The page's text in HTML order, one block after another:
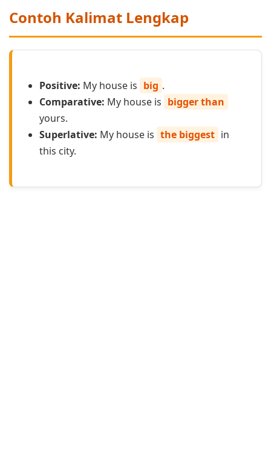
Contoh Kalimat Lengkap
Positive: My house is big .
Comparative: My house is bigger than
yours.
Superlative: My house is the biggest in
this city.